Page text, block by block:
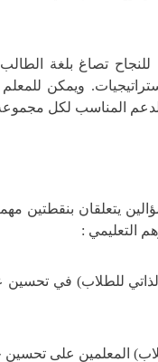
تصاغ بلغة
ويمكن
المناسب لكل
يتعلقان بنقطتين
التعليمي :
للطلاب) في تحسين
المعلمين على